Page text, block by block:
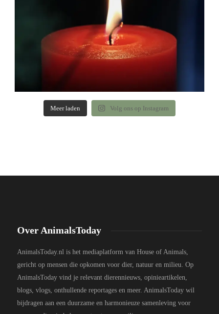
Meer laden Volg ons op Instagram
Over AnimalsToday
AnimalsToday.nl is het mediaplatform van House of Animals,
gericht op mensen die opkomen voor dier, natuur en milieu. Op
AnimalsToday vind je relevant dierennieuws, opinieartikelen,
blogs, vlogs, onthullende reportages en meer. AnimalsToday wil
bijdragen aan een duurzame en harmonieuze samenleving voor